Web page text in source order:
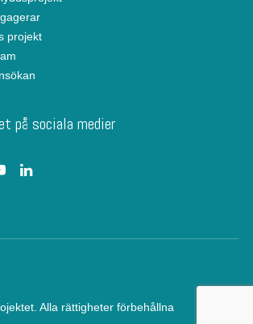
projekt
på sociala medier
Alla rättigheter förbehållna